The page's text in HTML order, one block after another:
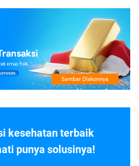
kesehatan terbaik
punya solusinya!